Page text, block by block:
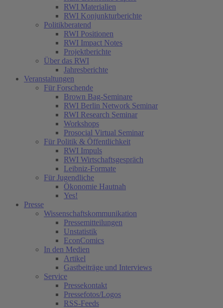
RWI Materialien
RWI Konjunkturberichte
Politikberatend
RWI Positionen
RWI Impact Notes
Projektberichte
Über das RWI
Jahresberichte
Veranstaltungen
Für Forschende
Brown Bag-Seminare
RWI Berlin Network Seminar
RWI Research Seminar
Workshops
Prosocial Virtual Seminar
Für Politik & Öffentlichkeit
RWI Impuls
RWI Wirtschaftsgespräch
Leibniz-Formate
Für Jugendliche
Ökonomie Hautnah
Yes!
Presse
Wissenschaftskommunikation
Pressemitteilungen
Unstatistik
EconComics
In den Medien
Artikel
Gastbeiträge und Interviews
Service
Pressekontakt
Pressefotos/Logos
RSS-Feeds